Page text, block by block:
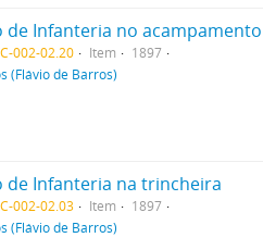
de Infanteria no acampamento
002-02.20 Item
1897
(Flávio de Barros)
de Infanteria na trincheira
002-02.03 Item
1897
(Flávio de Barros)